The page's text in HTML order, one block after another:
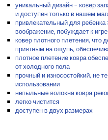
уникальный дизайн - ковер
и доступен только в нашем
привлекательный для
воображение, побуждает к игре
ковер плотного плетения, что
приятным на ощупь,
плотное плетение ковра
от холодного пола
прочный и износостойкий, не
использовании
непыльные волокна ковра
легко чистится
доступен в двух размерах